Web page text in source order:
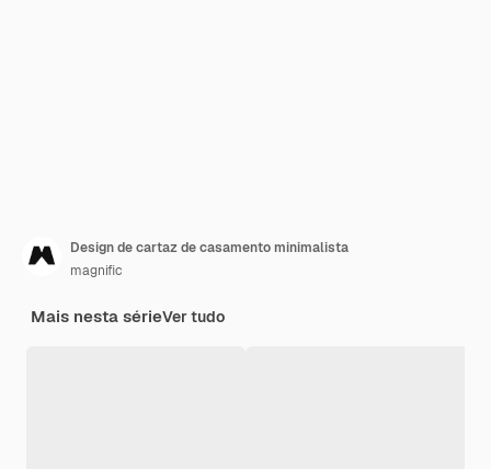
Design de cartaz de casamento minimalista
magnific
Mais nesta sérieVer tudo